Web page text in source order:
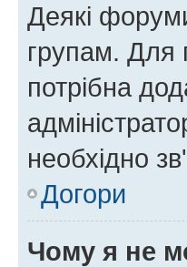
Деякі
групам. Для
потрібна
необхідно
Догори
Чому я не